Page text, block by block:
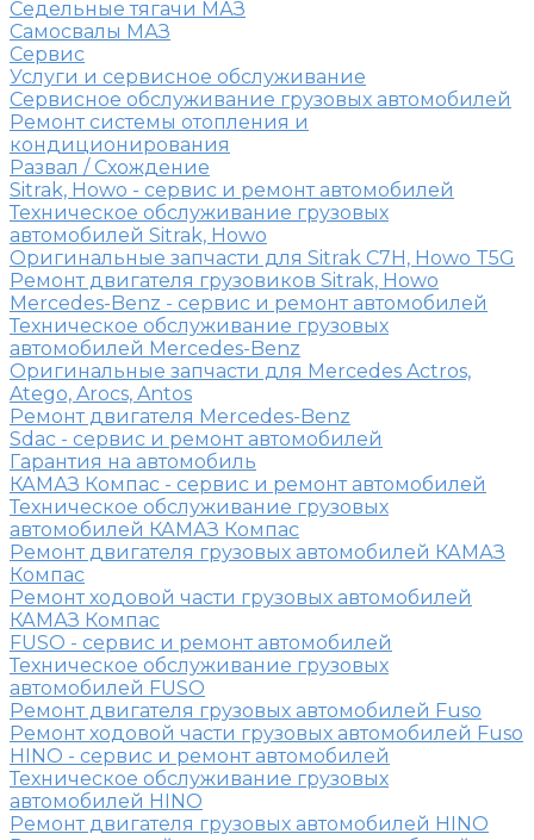
Седельные тягачи МАЗ
Самосвалы МАЗ
Сервис
Услуги и сервисное обслуживание
Сервисное обслуживание грузовых автомобилей
Ремонт системы отопления и
кондиционирования
Развал / Схождение
Sitrak, Howo - сервис и ремонт автомобилей
Техническое обслуживание грузовых
автомобилей Sitrak, Howo
Оригинальные запчасти для Sitrak C7H, Howo T5G
Ремонт двигателя грузовиков Sitrak, Howo
Mercedes-Benz - сервис и ремонт автомобилей
Техническое обслуживание грузовых
автомобилей Mercedes-Benz
Оригинальные запчасти для Mercedes Actros,
Atego, Arocs, Antos
Ремонт двигателя Mercedes-Benz
Sdac - сервис и ремонт автомобилей
Гарантия на автомобиль
КАМАЗ Компас - сервис и ремонт автомобилей
Техническое обслуживание грузовых
автомобилей КАМАЗ Компас
Ремонт двигателя грузовых автомобилей КАМАЗ
Компас
Ремонт ходовой части грузовых автомобилей
КАМАЗ Компас
FUSO - сервис и ремонт автомобилей
Техническое обслуживание грузовых
автомобилей FUSO
Ремонт двигателя грузовых автомобилей Fuso
Ремонт ходовой части грузовых автомобилей Fuso
HINO - сервис и ремонт автомобилей
Техническое обслуживание грузовых
автомобилей HINO
Ремонт двигателя грузовых автомобилей HINO